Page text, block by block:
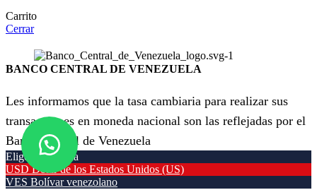
Carrito
Cerrar
BANCO CENTRAL DE VENEZUELA
Les informamos que la tasa cambiaria para realizar sus
transacciones en moneda nacional son las reflejadas por el
Banco Central de Venezuela
Elige tu moneda
USD Dólar de los Estados Unidos (US)
VES Bolívar venezolano